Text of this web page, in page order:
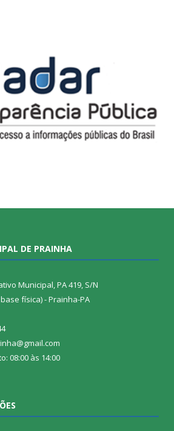
DE PRAINHA
Municipal, PA 419, S/N
física) - Prainha-PA
08:00 às 14:00